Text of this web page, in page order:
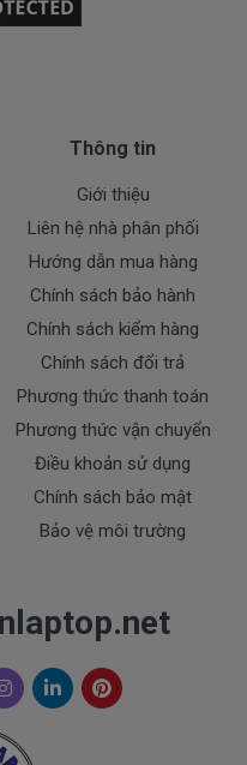
hình Laptop HP
xuất hiện những
dọc màu trắng, đỏ,
panel, do bẹ cáp bị
hiệu bên trong panel
dọc của màn
màn hình LCD
phục được
Drive: đường mạch
Thông tin
Giới thiệu
Liên hệ nhà phân phối
Hướng dẫn mua hàng
Chính sách bảo hành
Chính sách kiểm hàng
Chính sách đổi trả
Phương thức thanh toán
Phương thức vận chuyển
Điều khoản sử dụng
Chính sách bảo mật
Bảo vệ môi trường